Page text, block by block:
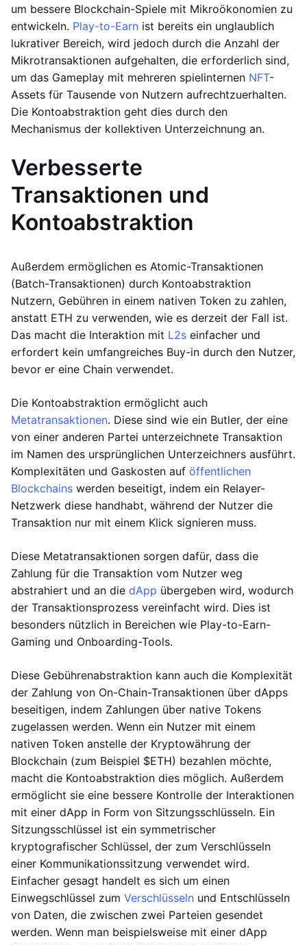
um bessere Blockchain-Spiele mit Mikroökonomien zu
entwickeln. Play-to-Earn ist bereits ein unglaublich
lukrativer Bereich, wird jedoch durch die Anzahl der
Mikrotransaktionen aufgehalten, die erforderlich sind,
um das Gameplay mit mehreren spielinternen NFT-
Assets für Tausende von Nutzern aufrechtzuerhalten.
Die Kontoabstraktion geht dies durch den
Mechanismus der kollektiven Unterzeichnung an.
Verbesserte
Transaktionen und
Kontoabstraktion
Außerdem ermöglichen es Atomic-Transaktionen
(Batch-Transaktionen) durch Kontoabstraktion
Nutzern, Gebühren in einem nativen Token zu zahlen,
anstatt ETH zu verwenden, wie es derzeit der Fall ist.
Das macht die Interaktion mit L2s einfacher und
erfordert kein umfangreiches Buy-in durch den Nutzer,
bevor er eine Chain verwendet.
Die Kontoabstraktion ermöglicht auch
Metatransaktionen. Diese sind wie ein Butler, der eine
von einer anderen Partei unterzeichnete Transaktion
im Namen des ursprünglichen Unterzeichners ausführt.
Komplexitäten und Gaskosten auf öffentlichen
Blockchains werden beseitigt, indem ein Relayer-
Netzwerk diese handhabt, während der Nutzer die
Transaktion nur mit einem Klick signieren muss.
Diese Metatransaktionen sorgen dafür, dass die
Zahlung für die Transaktion vom Nutzer weg
abstrahiert und an die dApp übergeben wird, wodurch
der Transaktionsprozess vereinfacht wird. Dies ist
besonders nützlich in Bereichen wie Play-to-Earn-
Gaming und Onboarding-Tools.
Diese Gebührenabstraktion kann auch die Komplexität
der Zahlung von On-Chain-Transaktionen über dApps
beseitigen, indem Zahlungen über native Tokens
zugelassen werden. Wenn ein Nutzer mit einem
nativen Token anstelle der Kryptowährung der
Blockchain (zum Beispiel $ETH) bezahlen möchte,
macht die Kontoabstraktion dies möglich. Außerdem
ermöglicht sie eine bessere Kontrolle der Interaktionen
mit einer dApp in Form von Sitzungsschlüsseln. Ein
Sitzungsschlüssel ist ein symmetrischer
kryptografischer Schlüssel, der zum Verschlüsseln
einer Kommunikationssitzung verwendet wird.
Einfacher gesagt handelt es sich um einen
Einwegschlüssel zum Verschlüsseln und Entschlüsseln
von Daten, die zwischen zwei Parteien gesendet
werden. Wenn man beispielsweise mit einer dApp